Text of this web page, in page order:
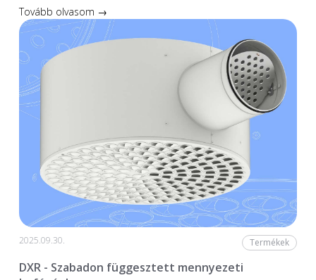
Tovább olvasom →
2025.09.30. Termékek
DXR - Szabadon függesztett mennyezeti